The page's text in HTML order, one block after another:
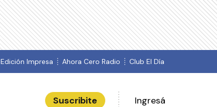
Edición Impresa Ahora Cero Radio Club El Día
Suscribite Ingresá